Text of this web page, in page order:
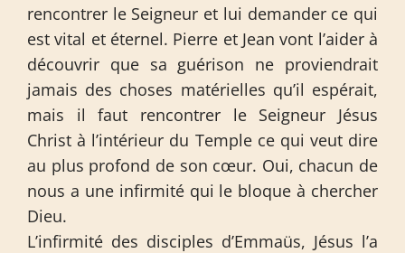
rencontrer le Seigneur et lui demander ce qui
est vital et éternel. Pierre et Jean vont l’aider à
découvrir que sa guérison ne proviendrait
jamais des choses matérielles qu’il espérait,
mais il faut rencontrer le Seigneur Jésus
Christ à l’intérieur du Temple ce qui veut dire
au plus profond de son cœur. Oui, chacun de
nous a une infirmité qui le bloque à chercher
Dieu.
L’infirmité des disciples d’Emmaüs, Jésus l’a